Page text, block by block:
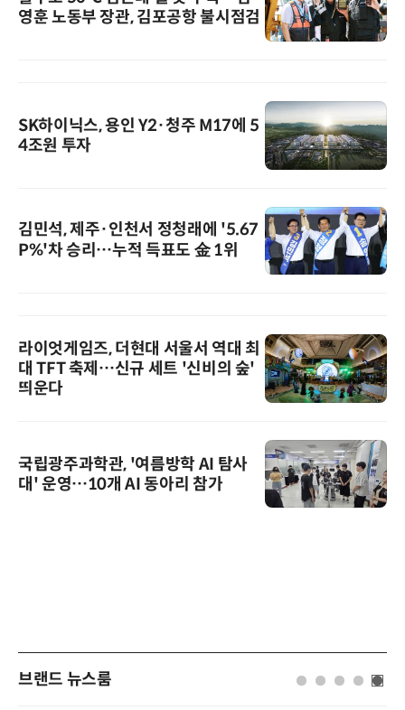
영훈 노동부 장관, 김포공항 불시점검
SK하이닉스, 용인 Y2·청주 M17에 5
4조원 투자
김민석, 제주·인천서 정청래에 '5.67
P%'차 승리…누적 득표도 金 1위
라이엇게임즈, 더현대 서울서 역대 최
대 TFT 축제…신규 세트 '신비의 숲'
띄운다
국립광주과학관, '여름방학 AI 탐사
대' 운영…10개 AI 동아리 참가
브랜드 뉴스룸